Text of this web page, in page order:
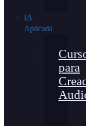
IA
Aplicada
para